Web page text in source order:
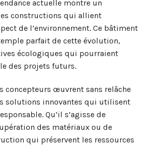
actuelle montre un
constructions qui allient
de l’environnement. Ce bâtiment
parfait de cette évolution,
écologiques qui pourraient
des projets futurs.
concepteurs œuvrent sans relâche
solutions innovantes qui utilisent
Qu’il s’agisse de
des matériaux ou de
qui préservent les ressources